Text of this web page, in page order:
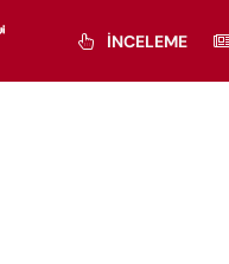
İNCELEME